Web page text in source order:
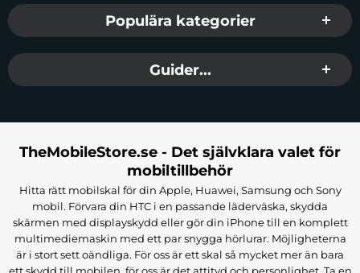
Populära kategorier
Guider...
TheMobileStore.se - Det självklara valet för
mobiltillbehör
Hitta rätt mobilskal för din Apple, Huawei, Samsung och Sony
mobil. Förvara din HTC i en passande läderväska, skydda
skärmen med displayskydd eller gör din iPhone till en komplett
multimediemaskin med ett par snygga hörlurar. Möjligheterna
är i stort sett oändliga. För oss är ett skal så mycket mer än bara